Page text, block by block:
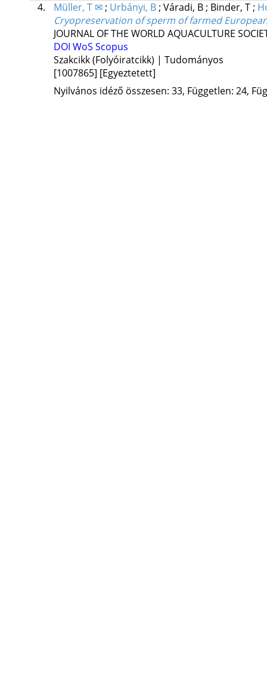
4.
Müller, T ✉; Urbányi, B; Váradi, B; Binder, T;
Cryopreservation of sperm of farmed
JOURNAL OF THE WORLD AQUACULTURE
DOI WoS Scopus
Szakcikk (Folyóiratcikk) | Tudományos
[1007865] [Egyeztetett]
Nyilvános idéző összesen: 33, Független: 24,